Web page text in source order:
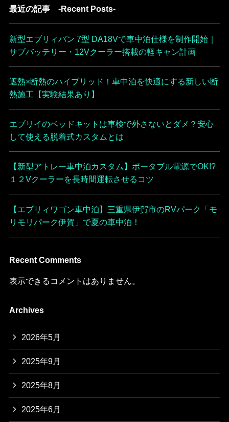
最近の記事 -Recent Posts-
新型エブリィバン 7型 DA18Vで車中泊仕様を制作開始｜
サブバッテリー・12Vクーラー搭載の軽キャン計画
遮熱×断熱のハイブリッド！車中泊を快適にする新しい断
熱施工【実験結果あり】
エブリイのベッドキットは車検で外さないとダメ？安心
して使える脱着式カスタムとは
【新型アトレー車中泊カスタム】ポータブル電源でOK!?
１２Vクーラーを長時間運転させるコツ
【エブリィワゴン車中泊】三重県伊賀市のRVパーク「モ
リモリパーク伊賀」で夏の車中泊！
Recent Comments
表示できるコメントはありません。
Archives
2026年5月
2025年9月
2025年8月
2025年6月